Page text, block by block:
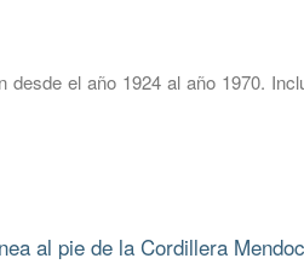
el año 1924 al año 1970.
al pie de la Cordillera